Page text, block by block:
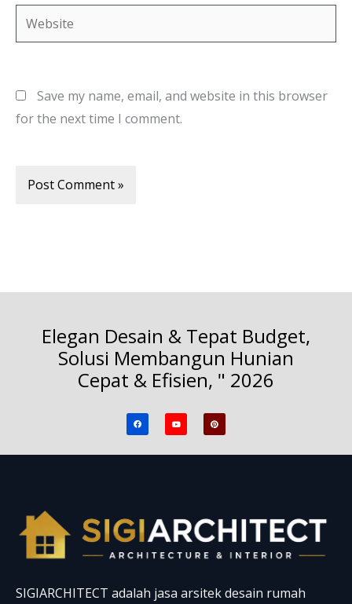
Website
Save my name, email, and website in this browser
for the next time I comment.
Elegan Desain & Tepat Budget,
Solusi Membangun Hunian
Cepat & Efisien, " 2026
F
a
c
e
o
Y
o
u
t
b
P
i
n
t
r
SIGIARCHITECT adalah jasa arsitek desain rumah